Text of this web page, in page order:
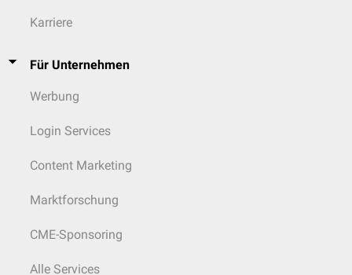
Karriere
Für Unternehmen
Werbung
Login Services
Content Marketing
Marktforschung
CME-Sponsoring
Alle Services